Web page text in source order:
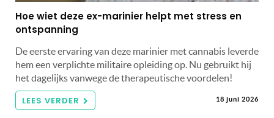
Hoe wiet deze ex-marinier helpt met stress en
ontspanning
De eerste ervaring van deze marinier met cannabis leverde
hem een ​​verplichte militaire opleiding op. Nu gebruikt hij
het dagelijks vanwege de therapeutische voordelen!
LEES VERDER 18 juni 2026